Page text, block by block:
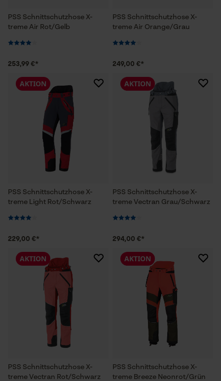
PSS Schnittschutzhose X-
treme Air Rot/Gelb
253,99 €*
PSS Schnittschutzhose X-
treme Air Orange/Grau
249,00 €*
PSS Schnittschutzhose X-
treme Light Rot/Schwarz
AKTION
229,00 €*
PSS Schnittschutzhose X-
treme Vectran Grau/Schwarz
AKTION
294,00 €*
PSS Schnittschutzhose X-
treme Vectran Rot/Schwarz
AKTION
PSS Schnittschutzhose X-
treme Breeze Neonrot/Grün
AKTION